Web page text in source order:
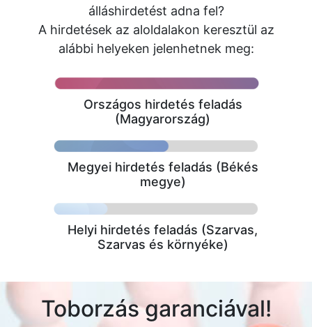
álláshirdetést adna fel?
A hirdetések az aloldalakon keresztül az
alábbi helyeken jelenhetnek meg:
Országos hirdetés feladás
(Magyarország)
Megyei hirdetés feladás (Békés
megye)
Helyi hirdetés feladás (Szarvas,
Szarvas és környéke)
Toborzás garanciával!